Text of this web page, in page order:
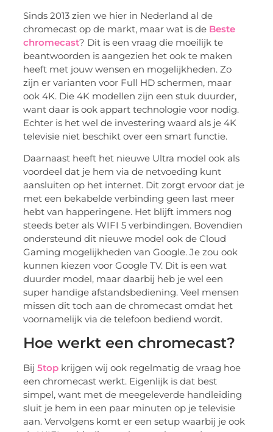
Sinds 2013 zien we hier in Nederland al de
chromecast op de markt, maar wat is de Beste
chromecast? Dit is een vraag die moeilijk te
beantwoorden is aangezien het ook te maken
heeft met jouw wensen en mogelijkheden. Zo
zijn er varianten voor Full HD schermen, maar
ook 4K. Die 4K modellen zijn een stuk duurder,
want daar is ook appart technologie voor nodig.
Echter is het wel de investering waard als je 4K
televisie niet beschikt over een smart functie.
Daarnaast heeft het nieuwe Ultra model ook als
voordeel dat je hem via de netvoeding kunt
aansluiten op het internet. Dit zorgt ervoor dat je
met een bekabelde verbinding geen last meer
hebt van happeringene. Het blijft immers nog
steeds beter als WIFI 5 verbindingen. Bovendien
ondersteund dit nieuwe model ook de Cloud
Gaming mogelijkheden van Google. Je zou ook
kunnen kiezen voor Google TV. Dit is een wat
duurder model, maar daarbij heb je wel een
super handige afstandsbediening. Veel mensen
missen dit toch aan de chromecast omdat het
voornamelijk via de telefoon bediend wordt.
Hoe werkt een chromecast?
Bij5top krijgen wij ook regelmatig de vraag hoe
een chromecast werkt. Eigenlijk is dat best
simpel, want met de meegeleverde handleiding
sluit je hem in een paar minuten op je televisie
aan. Vervolgens komt er een setup waarbij je ook